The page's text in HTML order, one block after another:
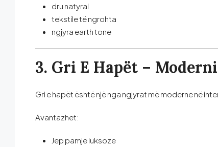
dru natyral
tekstile të ngrohta
ngjyra earth tone
3. Gri E Hapët –
Gri e hapët është një nga ngjyrat më moderne në
Avantazhet:
Jep pamje luksoze